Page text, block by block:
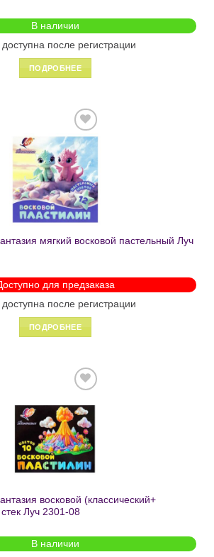
В наличии
доступна после регистрации
ПОДРОБНЕЕ
Добавить
в список
желаний
мягкий восковой пастельный Луч
для предзаказа
доступна после регистрации
ПОДРОБНЕЕ
в список
желаний
восковой (классический+
Луч 2301-08
В наличии